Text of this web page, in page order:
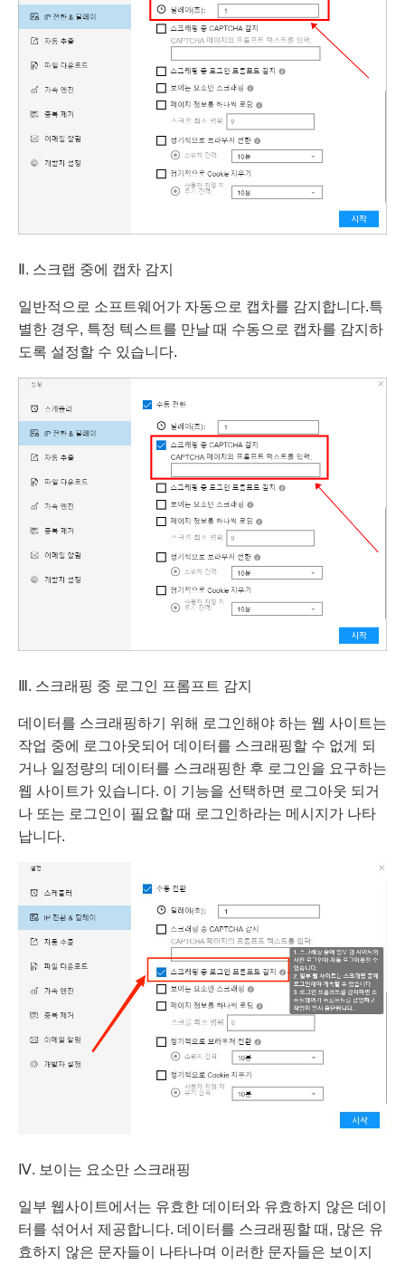
Ⅱ. 스크랩 중에 캡차 감지
일반적으로 소프트웨어가 자동으로 캡차를 감지합니다.특
별한 경우, 특정 텍스트를 만날 때 수동으로 캡차를 감지하
도록 설정할 수 있습니다.
Ⅲ. 스크래핑 중 로그인 프롬프트 감지
데이터를 스크래핑하기 위해 로그인해야 하는 웹 사이트는
작업 중에 로그아웃되어 데이터를 스크래핑할 수 없게 되
거나 일정량의 데이터를 스크래핑한 후 로그인을 요구하는
웹 사이트가 있습니다. 이 기능을 선택하면 로그아웃 되거
나 또는 로그인이 필요할 때 로그인하라는 메시지가 나타
납니다.
Ⅳ. 보이는 요소만 스크래핑
일부 웹사이트에서는 유효한 데이터와 유효하지 않은 데이
터를 섞어서 제공합니다. 데이터를 스크래핑할 때, 많은 유
효하지 않은 문자들이 나타나며 이러한 문자들은 보이지